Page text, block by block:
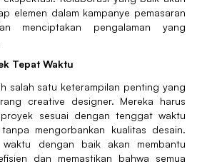
elemen dalam kampanye pemasaran
menciptakan pengalaman yang
Tepat Waktu
salah satu keterampilan penting yang
creative designer. Mereka harus
proyek sesuai dengan tenggat waktu
mengorbankan kualitas desain.
waktu dengan baik akan membantu
dan memastikan bahwa semua